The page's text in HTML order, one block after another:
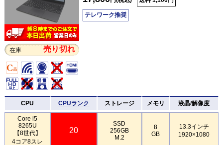
在庫 売り切れ
テレワーク推奨
CPU CPUランク ストレージ メモリ 液晶/解像度
Core i5
8265U
【8世代】
4コア8スレ
20
SSD
256GB
M.2
8
GB
13.3インチ
1920×1080